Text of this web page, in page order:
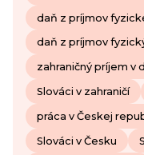
daň z príjmov
daň z príjmov
zahraničný príjem v
Slováci v zahraničí
práca v Českej
Slováci v Česku